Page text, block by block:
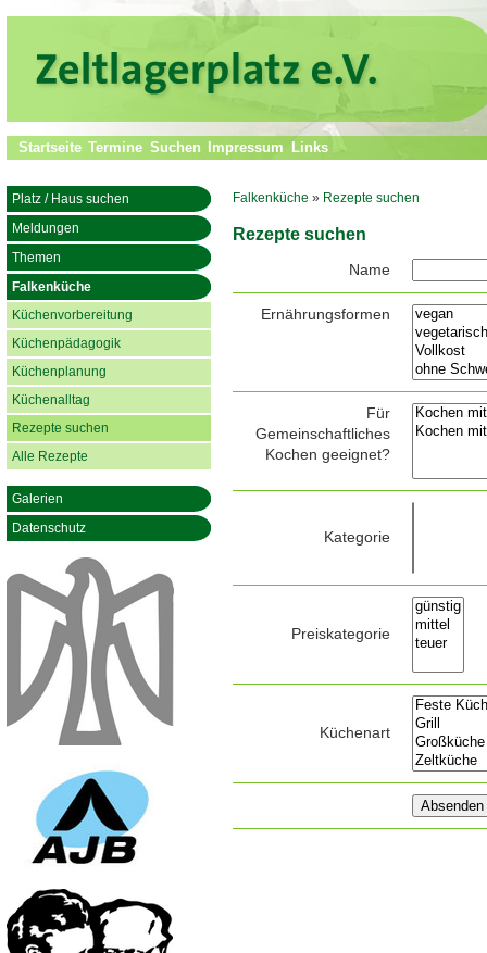
Startseite Termine Suchen Impressum Links
Falkenküche » Rezepte suchen
Rezepte suchen
Name
Ernährungsformen
Für
Gemeinschaftliches
Kochen geeignet?
Kategorie
Preiskategorie
Küchenart
Platz / Haus suchen
Meldungen
Themen
Falkenküche
Küchenvorbereitung
Küchenpädagogik
Küchenplanung
Küchenalltag
Rezepte suchen
Alle Rezepte
Galerien
Datenschutz